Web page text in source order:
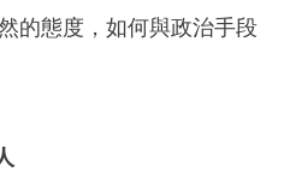
的態度，如何與政治手段